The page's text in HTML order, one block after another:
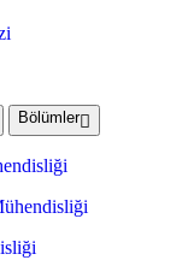
Bölümler